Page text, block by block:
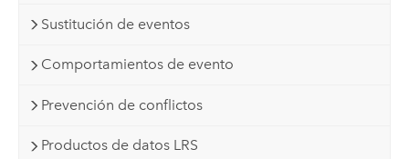
Sustitución de eventos
Comportamientos de evento
Prevención de conflictos
Productos de datos LRS